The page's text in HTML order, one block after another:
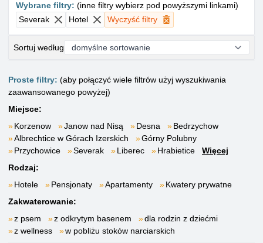
Wybrane filtry: (inne filtry wybierz pod powyższymi linkami)
Severak
Hotel Wyczyść filtry
Sortuj według
Proste filtry: (aby połączyć wiele filtrów użyj wyszukiwania
zaawansowanego powyżej)
Miejsce:
Korzenow
Janow nad Nisą Desna
Bedrzychow
Albrechtice w Górach Izerskich
Górny Polubny
Przychowice
Severak Liberec Hrabietice
Więcej
Rodzaj:
Hotele
Pensjonaty Apartamenty
Kwatery prywatne
Zakwaterowanie:
z psem
z odkrytym basenem
dla rodzin z dziećmi
z wellness
w pobliżu stoków narciarskich